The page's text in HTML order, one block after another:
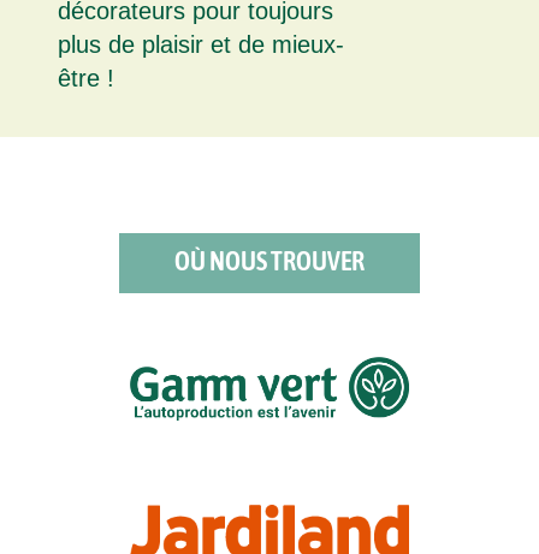
décorateurs pour toujours
plus de plaisir et de mieux-
être !
OÙ NOUS TROUVER